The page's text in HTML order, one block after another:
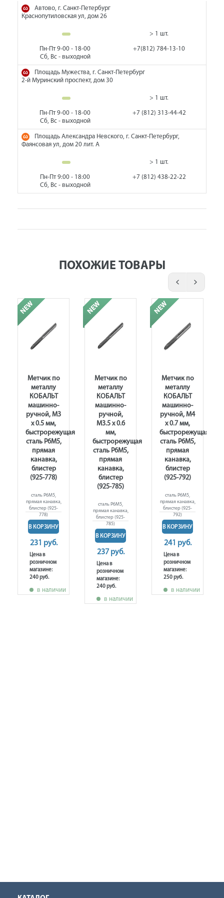
Автово, г. Санкт-Петербург
Краснопутиловская ул, дом 26
> 1 шт.
Пн-Пт 9-00 - 18-00
Сб, Вс - выходной
+7(812) 784-13-10
Площадь Мужества, г. Санкт-Петербург
2-й Муринский проспект, дом 30
> 1 шт.
Пн-Пт 9-00 - 18-00
Сб, Вс - выходной
+7 (812) 313-44-42
Площадь Александра Невского, г. Санкт-Петербург,
Фаянсовая ул, дом 20 лит. А
> 1 шт.
Пн-Пт 9:00 - 18:00
Сб, Вс - выходной
+7 (812) 438-22-22
ПОХОЖИЕ ТОВАРЫ
Метчик по
металлу
КОБАЛЬТ
машинно-
ручной, М3
х 0.5 мм,
быстрорежущая
сталь Р6М5,
прямая
канавка,
блистер
(925-778)
сталь Р6М5,
прямая канавка,
блистер (925-
778)
В КОРЗИНУ
231 руб.
Цена в
розничном
магазине:
240 руб.
в наличии
Метчик по
металлу
КОБАЛЬТ
машинно-
ручной,
М3.5 х 0.6
мм,
быстрорежущая
сталь Р6М5,
прямая
канавка,
блистер
(925-785)
сталь Р6М5,
прямая канавка,
блистер (925-
785)
В КОРЗИНУ
237 руб.
Цена в
розничном
магазине:
240 руб.
в наличии
Метчик по
металлу
КОБАЛЬТ
машинно-
ручной, М4
х 0.7 мм,
быстрорежущая
сталь Р6М5,
прямая
канавка,
блистер
(925-792)
сталь Р6М5,
прямая канавка,
блистер (925-
792)
В КОРЗИНУ
241 руб.
Цена в
розничном
магазине:
250 руб.
в наличии